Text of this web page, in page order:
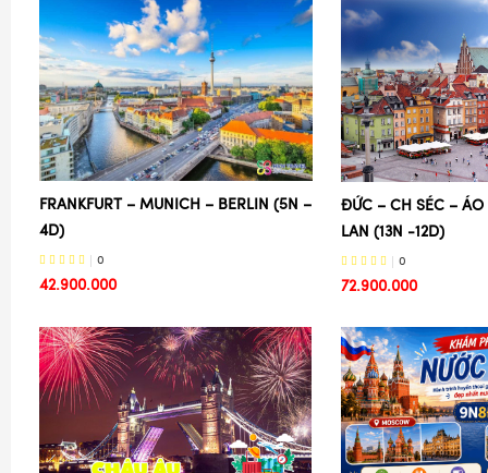
FRANKFURT – MUNICH – BERLIN (5N –
4D)
0
42.900.000
ĐỨC – CH SÉC – ÁO
LAN (13N -12D)
0
72.900.000